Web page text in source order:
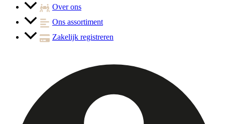
Over ons
Ons assortiment
Zakelijk registreren